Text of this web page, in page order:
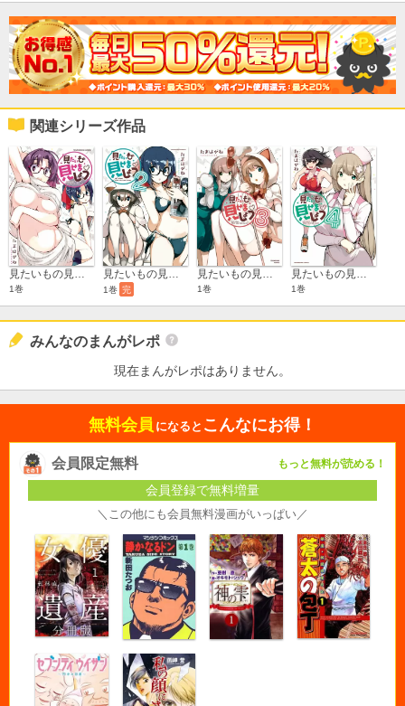
関連シリーズ作品
1巻 1巻 完
見たいもの見せましょう 3
1巻
見たいもの見せましょう 4
1巻
みんなのまんがレポ
現在まんがレポはありません。
無料会員 になると こんなにお得！
会員限定無料 もっと無料が読める！
会員登録で無料増量
＼この他にも会員無料漫画がいっぱい／